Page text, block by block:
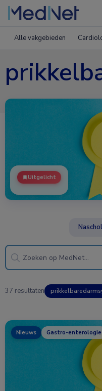
Alle vakgebieden
Uitgelicht
37 resultaten
Nieuws Gastro-enterologie